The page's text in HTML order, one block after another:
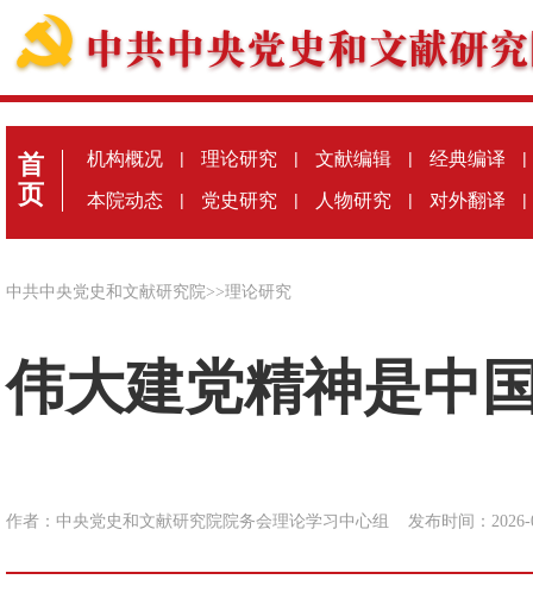
首
页
机构概况 | 理论研究 | 文献编辑 | 经典编译 |
本院动态 | 党史研究 | 人物研究 | 对外翻译 |
中共中央党史和文献研究院>>理论研究
伟大建党精神是中
作者：中央党史和文献研究院院务会理论学习中心组 发布时间：